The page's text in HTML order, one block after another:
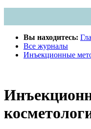
Вы находитесь:
Все журналы
Инъекционные